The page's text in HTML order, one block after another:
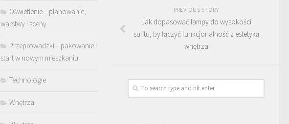
PREVIOUS STORY
Jak dopasować lampy do wysokości
sufitu, by łączyć funkcjonalność z estetyką
wnętrza
Oświetlenie – planowanie,
warstwy i sceny
Przeprowadzki – pakowanie i
start w nowym mieszkaniu
Technologie
Wnętrza